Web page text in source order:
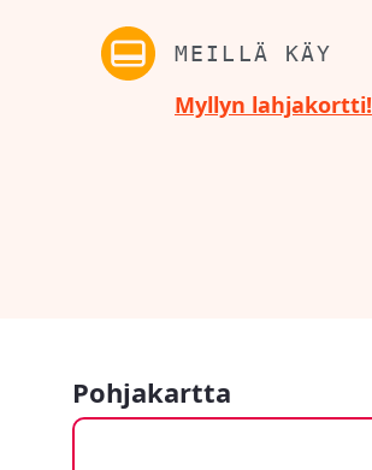
MEILLÄ KÄY
Myllyn lahjakortti!
Pohjakartta